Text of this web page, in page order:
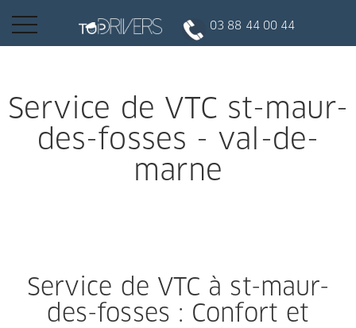
INSCRIPTION CLIENT
Politique de confidentialité
Basculer
03 88 44 00 44
Service de VTC st-maur-
des-fosses - val-de-
marne
Service de VTC à st-maur-
des-fosses : Confort et